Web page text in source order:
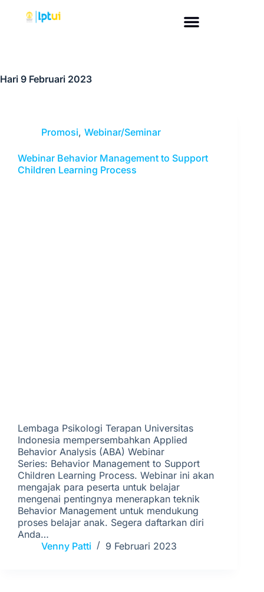
Hari 9 Februari 2023
Promosi, Webinar/Seminar
Webinar Behavior Management to Support
Children Learning Process
Lembaga Psikologi Terapan Universitas
Indonesia mempersembahkan Applied
Behavior Analysis (ABA) Webinar
Series: Behavior Management to Support
Children Learning Process. Webinar ini akan
mengajak para peserta untuk belajar
mengenai pentingnya menerapkan teknik
Behavior Management untuk mendukung
proses belajar anak. Segera daftarkan diri
Anda…
Venny Patti
9 Februari 2023